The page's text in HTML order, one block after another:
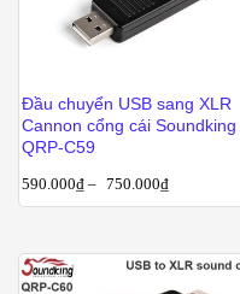
Đầu chuyển USB sang XLR
Cannon cổng cái Soundking
QRP-C59
590.000₫ – 750.000₫